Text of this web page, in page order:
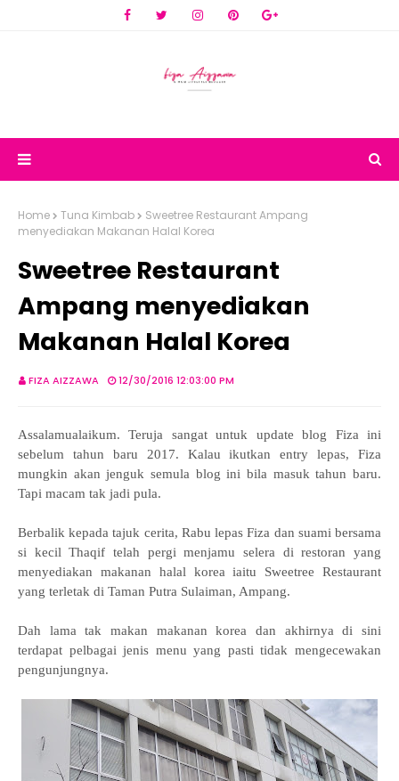
Home Tuna Kimbab
Sweetree Restaurant Ampang
menyediakan Makanan Halal Korea
Sweetree Restaurant
Ampang menyediakan
Makanan Halal Korea
FIZA AIZZAWA 12/30/2016 12:03:00 PM
Assalamualaikum. Teruja sangat untuk update blog Fiza ini
sebelum tahun baru 2017. Kalau ikutkan entry lepas, Fiza
mungkin akan jenguk semula blog ini bila masuk tahun baru.
Tapi macam tak jadi pula.
Berbalik kepada tajuk cerita, Rabu lepas Fiza dan suami bersama
si kecil Thaqif telah pergi menjamu selera di restoran yang
menyediakan makanan halal korea iaitu Sweetree Restaurant
yang terletak di Taman Putra Sulaiman, Ampang.
Dah lama tak makan makanan korea dan akhirnya di sini
terdapat pelbagai jenis menu yang pasti tidak mengecewakan
pengunjungnya.